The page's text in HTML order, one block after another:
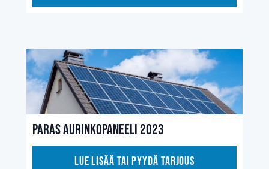
Paras aurinkopaneeli 2023
Lue lisää tai pyydä tarjous